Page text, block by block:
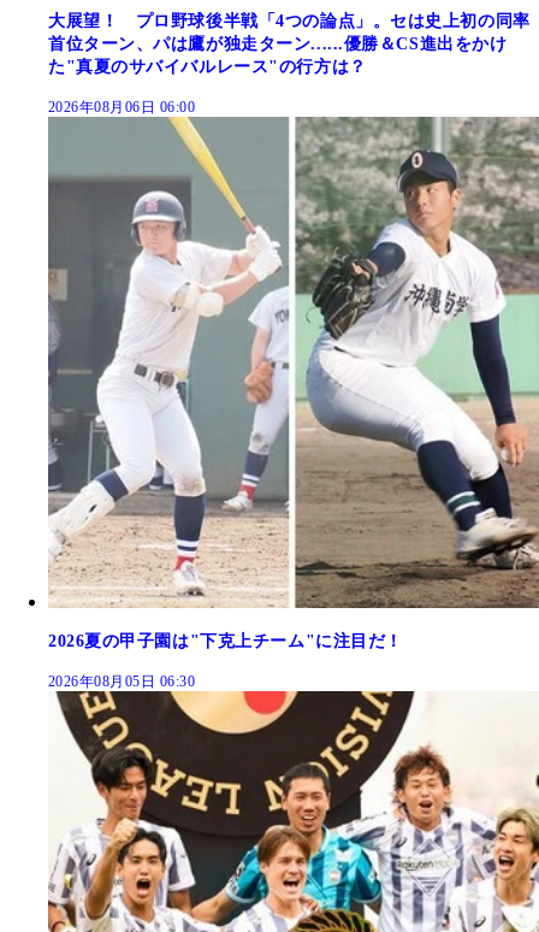
大展望！ プロ野球後半戦「4つの論点」。セは史上初の同率
首位ターン、パは鷹が独走ターン......優勝＆CS進出をかけ
た"真夏のサバイバルレース"の行方は？
2026年08月06日 06:00
2026夏の甲子園は"下克上チーム"に注目だ！
2026年08月05日 06:30